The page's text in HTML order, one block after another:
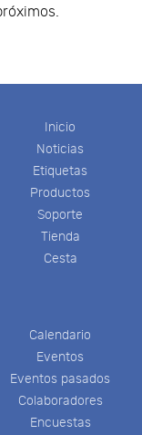
Inicio
Noticias
Etiquetas
Productos
Soporte
Tienda
Cesta
Calendario
Eventos
Eventos pasados
Colaboradores
Encuestas